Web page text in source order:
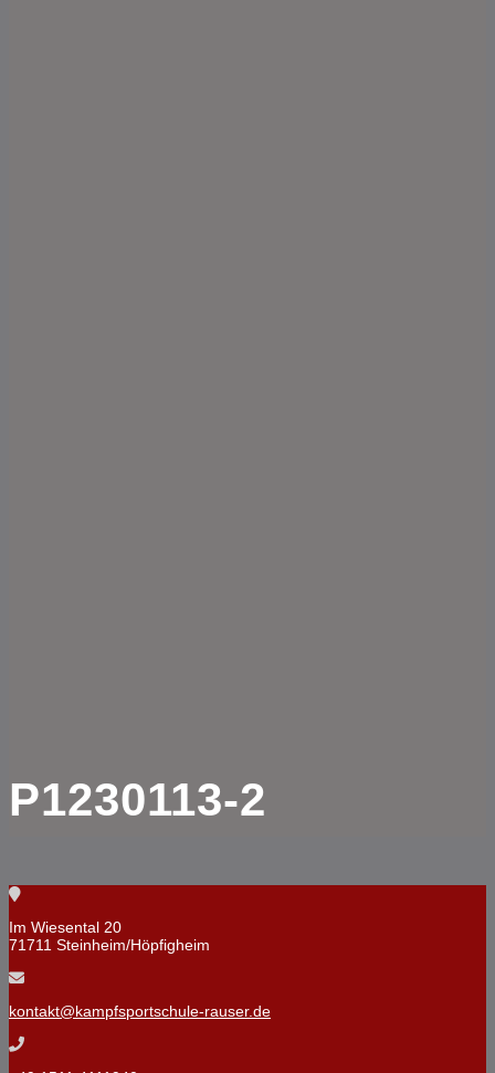
P1230113-2
Im Wiesental 20
71711 Steinheim/Höpfigheim
kontakt@kampfsportschule-rauser.de